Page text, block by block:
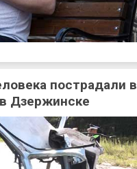
пострадали в
Дзержинске